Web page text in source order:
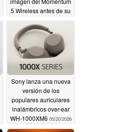
5 Wireless antes de su
lanzamiento05/21/2026
Sony lanza una nueva
versión de los
populares auriculares
inalámbricos over-ear
WH-1000XM6 05/20/2026